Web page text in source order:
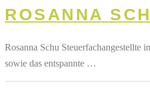
ROSANNA
Rosanna Schu Steuerfachangestellte
sowie das entspannte …